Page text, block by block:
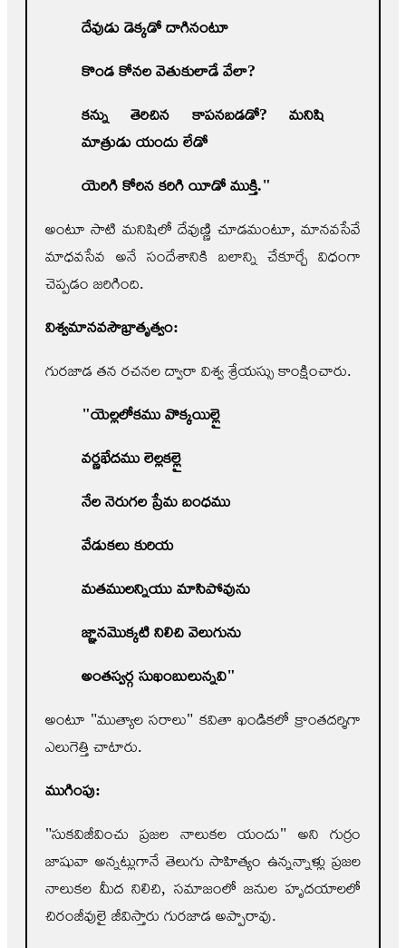
దేవుడు డెక్కడో దాగినంటూ
కొండ కోనల వెతుకులాడే వేలా?
కన్ను తెరిచిన కాపనబడడో?మనిషి
మాత్రుడు యందు లేడో
యెరిగి కోరిన కరిగి యీడో ముక్తి."
అంటూ సాటి మనిషిలో దేవుణ్ణి చూడమంటూ, మానవసేవే
మాధవసేవ అనే సందేశానికి బలాన్ని చేకూర్చే విధంగా
చెప్పడం జరిగింది.
విశ్వమానవసౌభ్రాతృత్వం:
గురజాడ తన రచనల ద్వారా విశ్వ శ్రేయస్సు కాంక్షించారు.
"యెల్లలోకము వొక్కయిల్లై
వర్ణభేదము లెల్లకల్లై
నేల నెరుగల ప్రేమ బంధము
వేడుకలు కురియ
మతములన్నియు మాసిపోవును
జ్ఞానమొక్కటి నిలిచి వెలుగును
అంతస్వర్గ సుఖంబులున్నవి"
అంటూ "ముత్యాల సరాలు" కవితా ఖండికలో క్రాంతదర్శిగా
ఎలుగెత్తి చాటారు.
ముగింపు:
"సుకవిజీవించు ప్రజల నాలుకల యందు" అని గుర్రం
జాషువా అన్నట్లుగానే తెలుగు సాహిత్యం ఉన్నన్నాళ్లు ప్రజల
నాలుకల మీద నిలిచి, సమాజంలో జనుల హృదయాలలో
చిరంజీవులై జీవిస్తారు గురజాడ అప్పారావు.